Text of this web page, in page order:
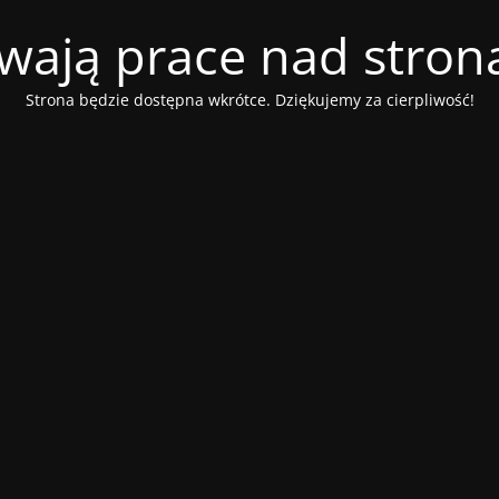
prace nad
Strona będzie dostępna wkrótce. Dziękujemy za cierpliwość!